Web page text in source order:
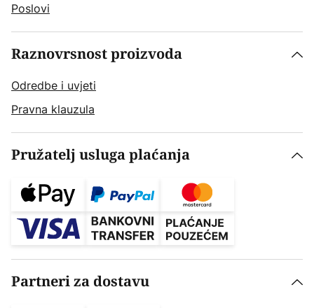
Poslovi
Raznovrsnost proizvoda
Odredbe i uvjeti
Pravna klauzula
Pružatelj usluga plaćanja
Partneri za dostavu